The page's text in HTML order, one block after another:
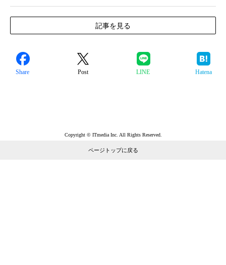
記事を見る
Share Post LINE Hatena
Copyright © ITmedia Inc. All Rights Reserved.
ページトップに戻る